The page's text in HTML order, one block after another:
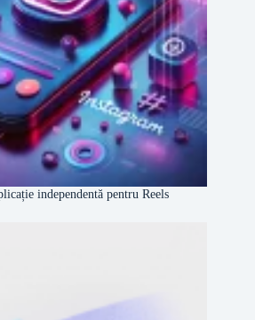
independentă pentru Reels